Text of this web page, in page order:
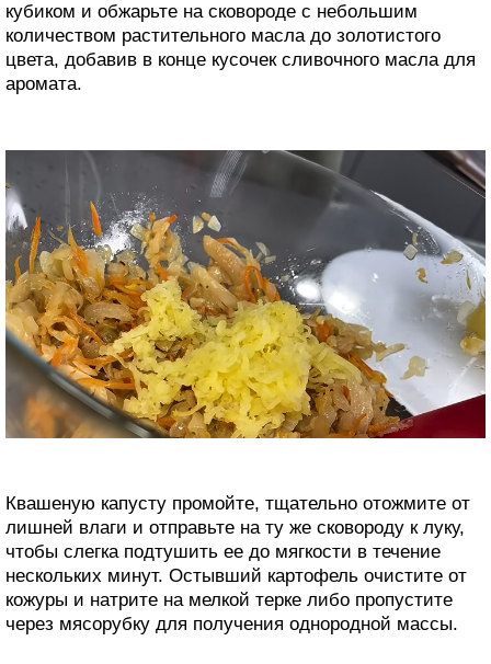
кубиком и обжарьте на сковороде с небольшим
количеством растительного масла до золотистого
цвета, добавив в конце кусочек сливочного масла для
аромата.
Квашеную капусту промойте, тщательно отожмите от
лишней влаги и отправьте на ту же сковороду к луку,
чтобы слегка подтушить ее до мягкости в течение
нескольких минут. Остывший картофель очистите от
кожуры и натрите на мелкой терке либо пропустите
через мясорубку для получения однородной массы.